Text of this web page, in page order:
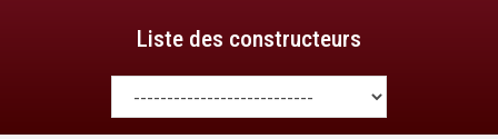
Liste des constructeurs